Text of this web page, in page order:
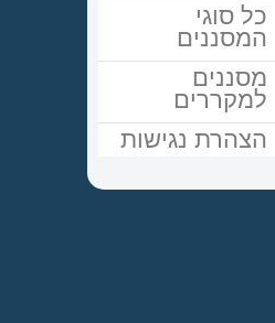
כל סוגי
המסננים
מסננים
למקררים
הצהרת נגישות